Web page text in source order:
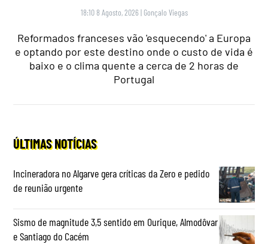
18:10 8 Agosto, 2026 | Gonçalo Viegas
Reformados franceses vão 'esquecendo' a Europa
e optando por este destino onde o custo de vida é
baixo e o clima quente a cerca de 2 horas de
Portugal
ÚLTIMAS NOTÍCIAS
Incineradora no Algarve gera críticas da Zero e pedido
de reunião urgente
Sismo de magnitude 3,5 sentido em Ourique, Almodôvar
e Santiago do Cacém